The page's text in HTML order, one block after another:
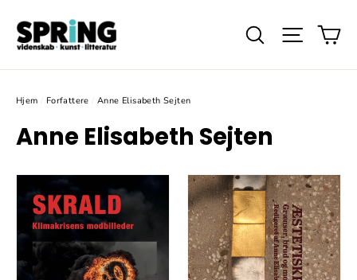
videre
indhold
Søg
Hjem / Forfattere / Anne Elisabeth Sejten
Anne Elisabeth Sejten